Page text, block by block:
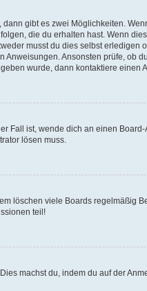
gibt es zwei Möglichkeiten.
die du erhalten hast. Wenn
musst du dies selbst erledigen
Ansonsten prüfe, ob
wurde, dann kontaktiere einen
Fall ist, wende dich an einen
lösen muss.
löschen viele Boards regelmäßig
teil!
machst du, indem du auf der